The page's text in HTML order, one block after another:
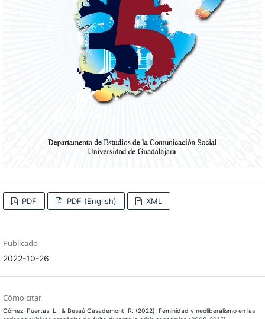
PDF PDF (English) XML
Publicado
2022-10-26
Cómo citar
Gómez-Puertas, L., & Besaú Casademont, R. (2022). Feminidad y neoliberalismo en las